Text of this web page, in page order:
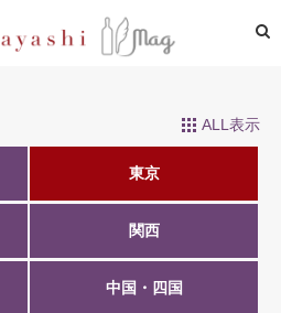
林基就イタリア紀行
レシピ
ALL表示
東京
関西
中国・四国